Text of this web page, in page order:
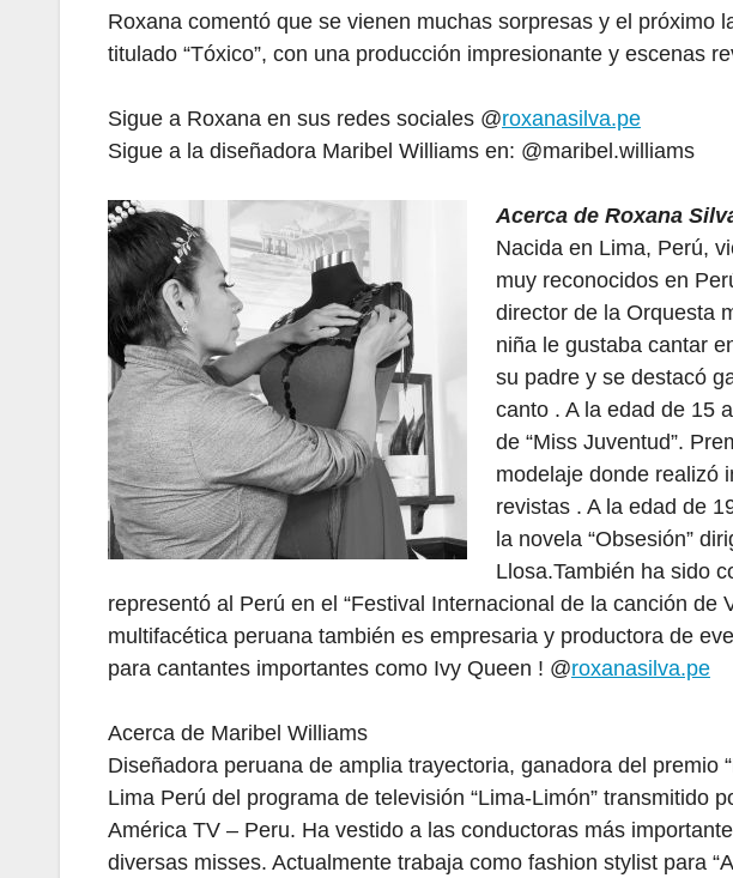
Roxana comentó que se vienen muchas sorpresas y el próximo
titulado “Tóxico”, con una producción impresionante y escenas
Sigue a Roxana en sus redes sociales @roxanasilva.pe
Sigue a la diseñadora Maribel Williams en: @maribel.williams
Acerca de Roxana
Nacida en Lima, Perú,
muy reconocidos en
director de la Orquesta
niña le gustaba cantar
su padre y se destacó
canto . A la edad de 15
de “Miss Juventud”.
modelaje donde realizó
revistas . A la edad de
la novela “Obsesión”
Llosa.También ha sido
representó al Perú en el “Festival Internacional de la canción de
multifacética peruana también es empresaria y productora de
para cantantes importantes como Ivy Queen ! @roxanasilva.pe
Acerca de Maribel Williams
Diseñadora peruana de amplia trayectoria, ganadora del premio
Lima Perú del programa de televisión “Lima-Limón” transmitido
América TV – Peru. Ha vestido a las conductoras más
diversas misses. Actualmente trabaja como fashion stylist para